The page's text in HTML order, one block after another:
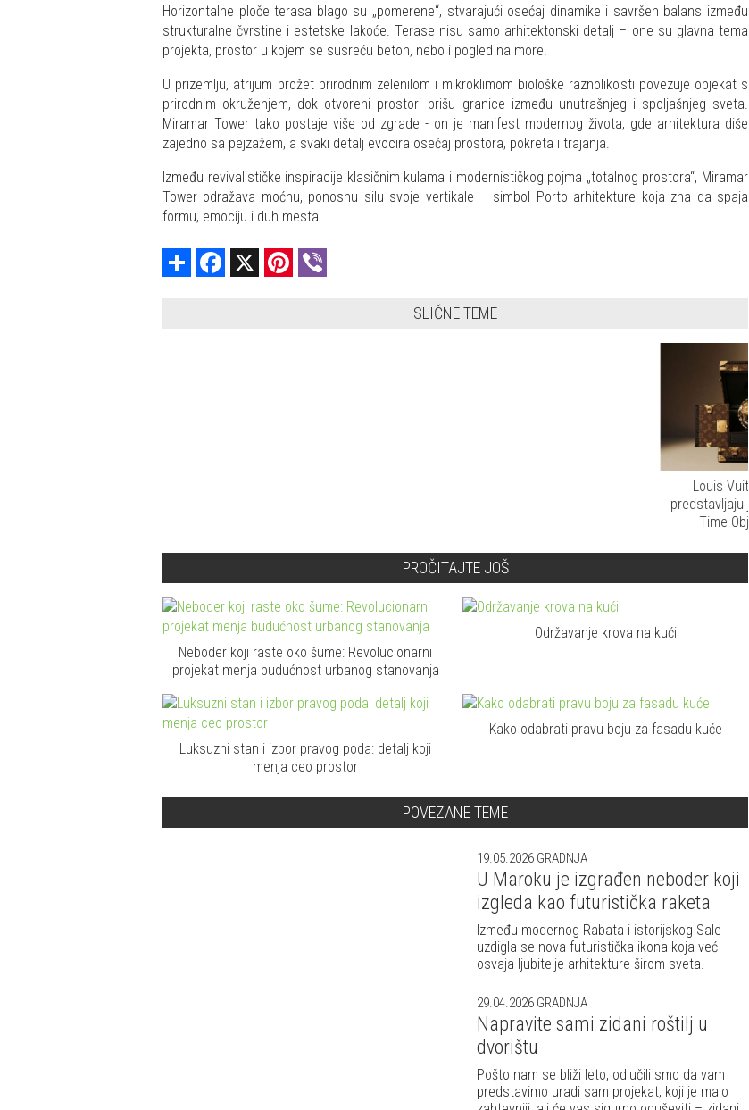
Horizontalne ploče terasa blago su „pomerene“, stvarajući osećaj dinamike i savršen balans između
strukturalne čvrstine i estetske lakoće. Terase nisu samo arhitektonski detalj – one su glavna tema
projekta, prostor u kojem se susreću beton, nebo i pogled na more.
U prizemlju, atrijum prožet prirodnim zelenilom i mikroklimom biološke raznolikosti povezuje objekat s
prirodnim okruženjem, dok otvoreni prostori brišu granice između unutrašnjeg i spoljašnjeg sveta.
Miramar Tower tako postaje više od zgrade - on je manifest modernog života, gde arhitektura diše
zajedno sa pejzažem, a svaki detalj evocira osećaj prostora, pokreta i trajanja.
Između revivalističke inspiracije klasičnim kulama i modernističkog pojma „totalnog prostora“, Miramar
Tower odražava moćnu, ponosnu silu svoje vertikale – simbol Porto arhitekture koja zna da spaja
formu, emociju i duh mesta.
Share Facebook Pinterest
SLIČNE TEME
Louis Vuitton i UNICEF
predstavljaju jedinstveni Unity
Time Object Clock u
PROČITAJTE JOŠ
Neboder koji raste oko šume: Revolucionarni
projekat menja budućnost urbanog stanovanja
Održavanje krova na kući
Luksuzni stan i izbor pravog poda: detalj koji
menja ceo prostor
Kako odabrati pravu boju za fasadu kuće
POVEZANE TEME
19.05.2026 GRADNJA
U Maroku je izgrađen neboder koji
izgleda kao futuristička raketa
Između modernog Rabata i istorijskog Sale
uzdigla se nova futuristička ikona koja već
osvaja ljubitelje arhitekture širom sveta.
29.04.2026 GRADNJA
Napravite sami zidani roštilj u
dvorištu
Pošto nam se bliži leto, odlučili smo da vam
predstavimo uradi sam projekat, koji je malo